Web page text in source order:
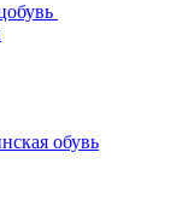
обувь